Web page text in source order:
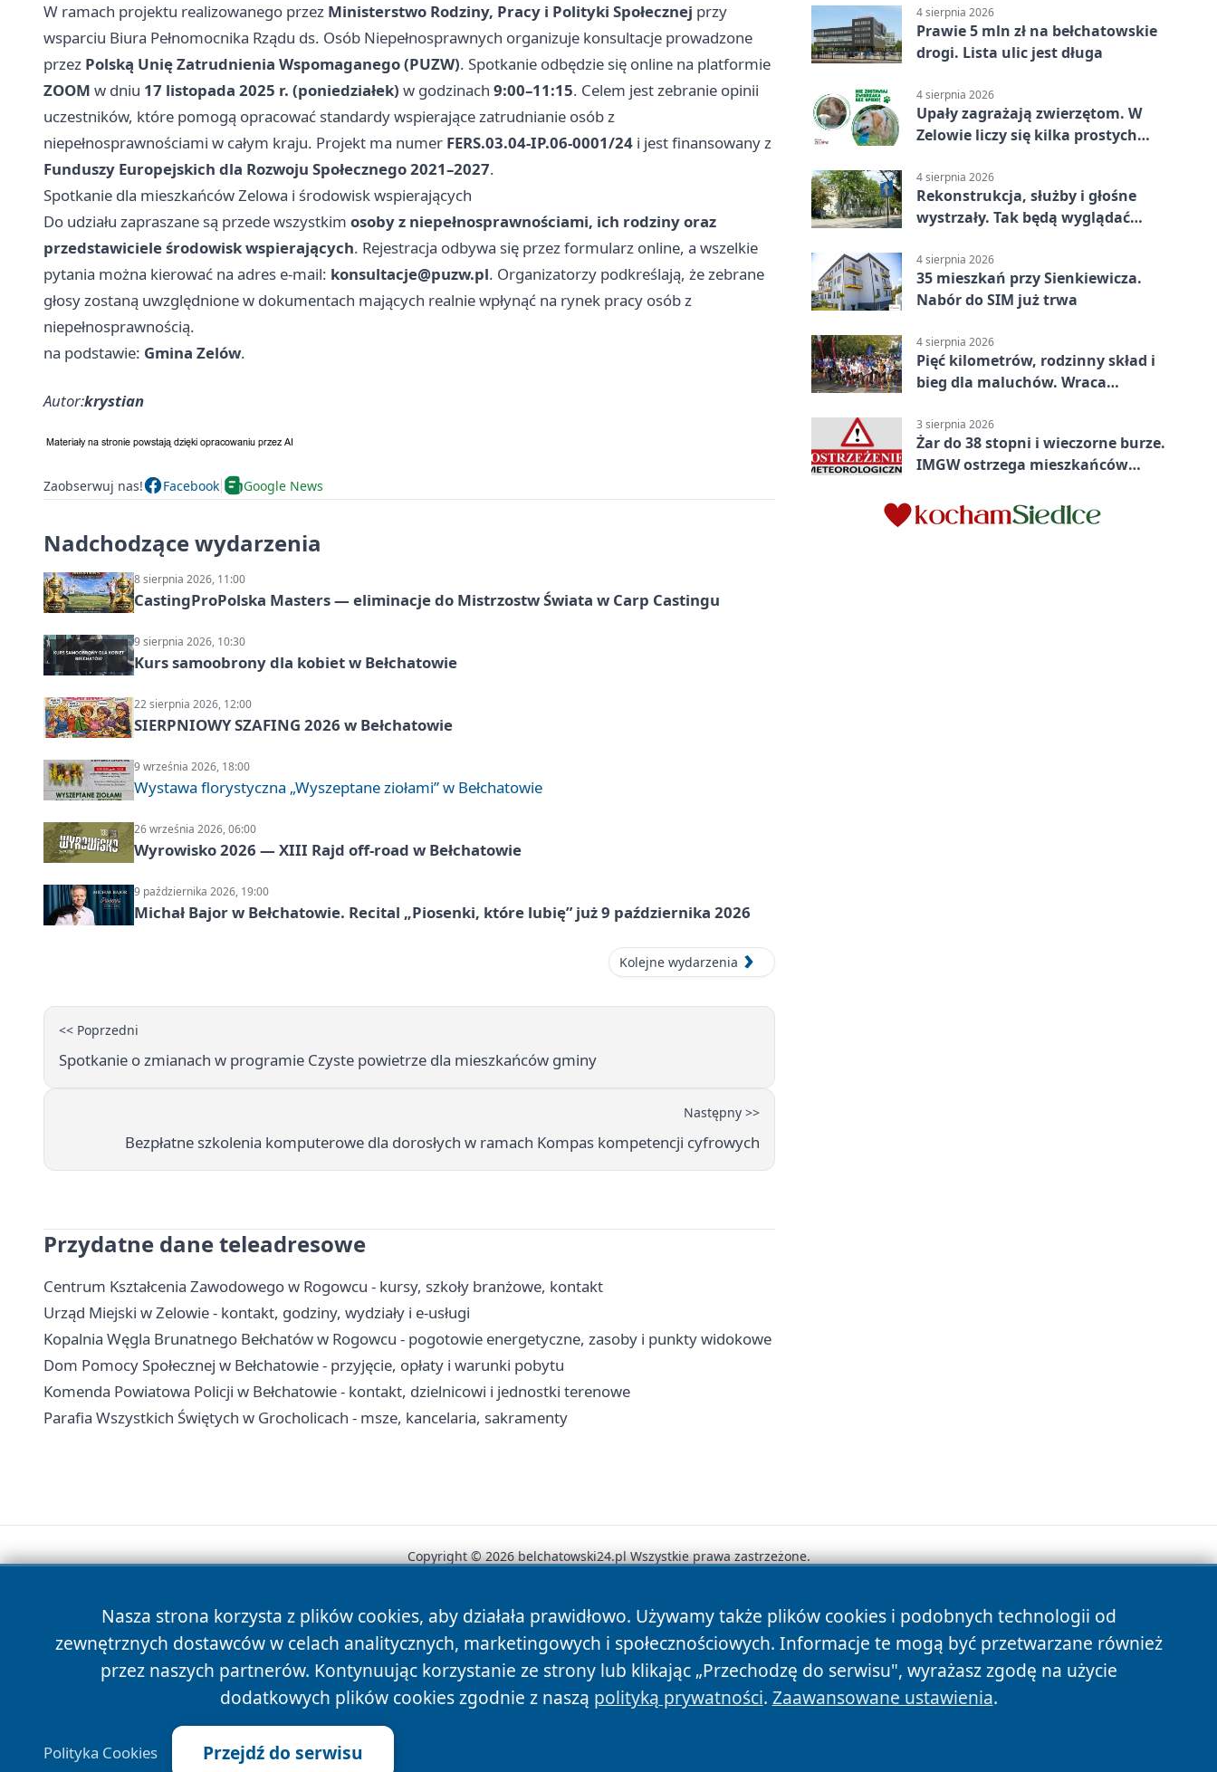
W ramach projektu realizowanego przez Ministerstwo Rodziny, Pracy i Polityki Społecznej przy
wsparciu Biura Pełnomocnika Rządu ds. Osób Niepełnosprawnych organizuje konsultacje prowadzone
przez Polską Unię Zatrudnienia Wspomaganego (PUZW). Spotkanie odbędzie się online na platformie
ZOOM w dniu 17 listopada 2025 r. (poniedziałek) w godzinach 9:00–11:15. Celem jest zebranie opinii
uczestników, które pomogą opracować standardy wspierające zatrudnianie osób z
niepełnosprawnościami w całym kraju. Projekt ma numer FERS.03.04-IP.06-0001/24 i jest finansowany z
Funduszy Europejskich dla Rozwoju Społecznego 2021–2027.
Spotkanie dla mieszkańców Zelowa i środowisk wspierających
Do udziału zapraszane są przede wszystkim osoby z niepełnosprawnościami, ich rodziny oraz
przedstawiciele środowisk wspierających. Rejestracja odbywa się przez formularz online, a wszelkie
pytania można kierować na adres e‑mail: konsultacje@puzw.pl. Organizatorzy podkreślają, że zebrane
głosy zostaną uwzględnione w dokumentach mających realnie wpłynąć na rynek pracy osób z
niepełnosprawnością.
na podstawie: Gmina Zelów.
Autor:krystian
Zaobserwuj nas! Facebook Google News
Nadchodzące wydarzenia
8 sierpnia 2026, 11:00
CastingProPolska Masters — eliminacje do Mistrzostw Świata w Carp Castingu
9 sierpnia 2026, 10:30
Kurs samoobrony dla kobiet w Bełchatowie
22 sierpnia 2026, 12:00
SIERPNIOWY SZAFING 2026 w Bełchatowie
9 września 2026, 18:00
Wystawa florystyczna „Wyszeptane ziołami” w Bełchatowie
26 września 2026, 06:00
Wyrowisko 2026 — XIII Rajd off‑road w Bełchatowie
9 października 2026, 19:00
Michał Bajor w Bełchatowie. Recital „Piosenki, które lubię” już 9 października 2026
Kolejne wydarzenia
<< Poprzedni
Spotkanie o zmianach w programie Czyste powietrze dla mieszkańców gminy
Następny >>
Bezpłatne szkolenia komputerowe dla dorosłych w ramach Kompas kompetencji cyfrowych
Przydatne dane teleadresowe
Centrum Kształcenia Zawodowego w Rogowcu - kursy, szkoły branżowe, kontakt
Urząd Miejski w Zelowie - kontakt, godziny, wydziały i e-usługi
Kopalnia Węgla Brunatnego Bełchatów w Rogowcu - pogotowie energetyczne, zasoby i punkty widokowe
Dom Pomocy Społecznej w Bełchatowie - przyjęcie, opłaty i warunki pobytu
Komenda Powiatowa Policji w Bełchatowie - kontakt, dzielnicowi i jednostki terenowe
Parafia Wszystkich Świętych w Grocholicach - msze, kancelaria, sakramenty
4 sierpnia 2026
Prawie 5 mln zł na bełchatowskie
drogi. Lista ulic jest długa
4 sierpnia 2026
Upały zagrażają zwierzętom. W
Zelowie liczy się kilka prostych
4 sierpnia 2026
Rekonstrukcja, służby i głośne
wystrzały. Tak będą wyglądać
4 sierpnia 2026
35 mieszkań przy Sienkiewicza.
Nabór do SIM już trwa
4 sierpnia 2026
Pięć kilometrów, rodzinny skład i
bieg dla maluchów. Wraca
3 sierpnia 2026
Żar do 38 stopni i wieczorne burze.
IMGW ostrzega mieszkańców
Nasza strona korzysta z plików cookies, aby działała prawidłowo. Używamy także plików cookies i podobnych technologii od
zewnętrznych dostawców w celach analitycznych, marketingowych i społecznościowych. Informacje te mogą być przetwarzane również
przez naszych partnerów. Kontynuując korzystanie ze strony lub klikając „Przechodzę do serwisu", wyrażasz zgodę na użycie
dodatkowych plików cookies zgodnie z naszą polityką prywatności. Zaawansowane ustawienia.
Polityka Cookies Przejdź do serwisu
Copyright © 2026 belchatowski24.pl Wszystkie prawa zastrzeżone.
News Autorzy Polityka Prywatności Polityka Cookies